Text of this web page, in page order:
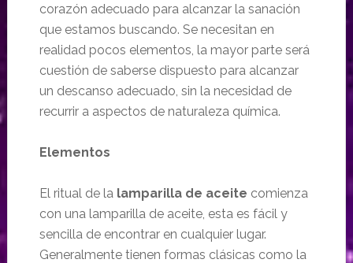
corazón adecuado para alcanzar la sanación
que estamos buscando. Se necesitan en
realidad pocos elementos, la mayor parte será
cuestión de saberse dispuesto para alcanzar
un descanso adecuado, sin la necesidad de
recurrir a aspectos de naturaleza química.
Elementos
El ritual de la lamparilla de aceite comienza
con una lamparilla de aceite, esta es fácil y
sencilla de encontrar en cualquier lugar.
Generalmente tienen formas clásicas como la